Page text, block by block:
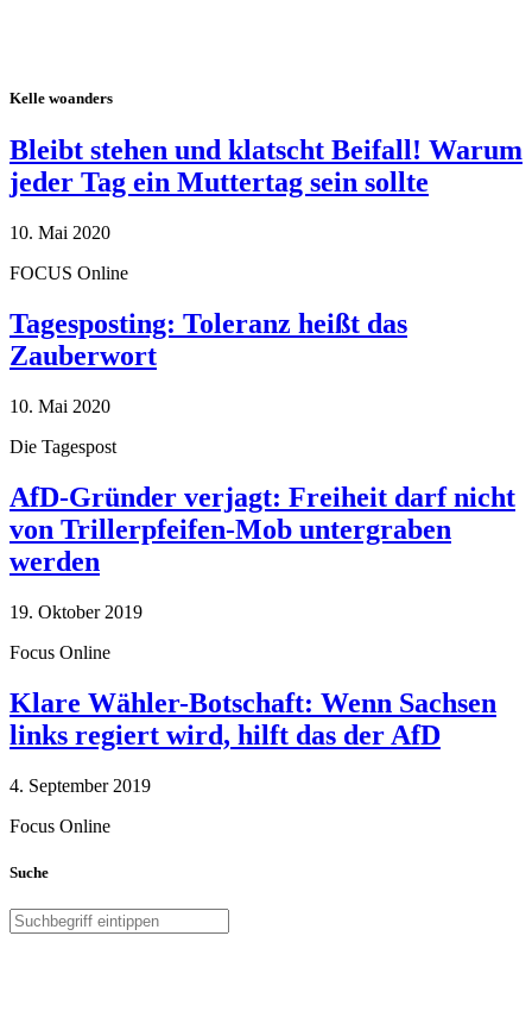
Kelle woanders
Bleibt stehen und klatscht Beifall! Warum
jeder Tag ein Muttertag sein sollte
10. Mai 2020
FOCUS Online
Tagesposting: Toleranz heißt das
Zauberwort
10. Mai 2020
Die Tagespost
AfD-Gründer verjagt: Freiheit darf nicht
von Trillerpfeifen-Mob untergraben
werden
19. Oktober 2019
Focus Online
Klare Wähler-Botschaft: Wenn Sachsen
links regiert wird, hilft das der AfD
4. September 2019
Focus Online
Suche